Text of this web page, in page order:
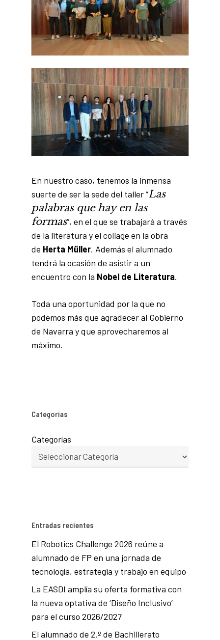
En nuestro caso, tenemos la inmensa
suerte de ser la sede del taller “Las
palabras que hay en las
formas“, en el que se trabajará a través
de la literatura y el collage en la obra
de Herta Müller. Además el alumnado
tendrá la ocasión de asistir a un
encuentro con la Nobel de Literatura.
Toda una oportunidad por la que no
podemos más que agradecer al Gobierno
de Navarra y que aprovecharemos al
máximo.
Categorías
Categorías
Entradas recientes
El Robotics Challenge 2026 reúne a
alumnado de FP en una jornada de
tecnología, estrategia y trabajo en equipo
La EASDI amplía su oferta formativa con
la nueva optativa de ‘Diseño Inclusivo’
para el curso 2026/2027
El alumnado de 2.º de Bachillerato